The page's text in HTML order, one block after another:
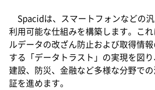
Spacidは、スマートフォンなどの
利用可能な仕組みを構築します。こ
ルデータの改ざん防止および取得情
する「データトラスト」の実現を図り
建設、防災、金融など多様な分野で
証を進めます。